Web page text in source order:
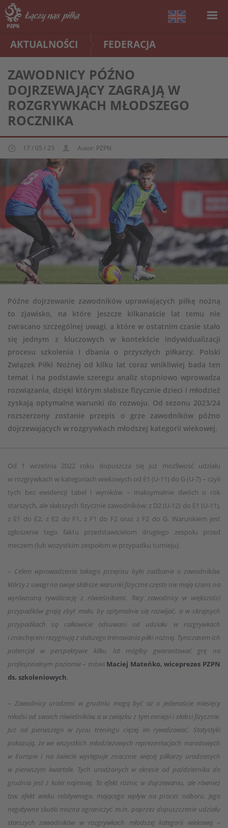
AKTUALNOŚCI FEDERACJA
ZAWODNICY PÓŹNO
DOJRZEWAJĄCY ZAGRAJĄ W
ROZGRYWKACH MŁODSZEGO
ROCZNIKA
17 / 05 / 23 Autor: PZPN
Późne dojrzewanie zawodników uprawiających piłkę nożną
to zjawisko, na które jeszcze kilkanaście lat temu nie
zwracano szczególnej uwagi, a które w ostatnim czasie stało
się jednym z kluczowych w kontekście indywidualizacji
procesu szkolenia i dbania o przyszłych piłkarzy. Polski
Związek Piłki Nożnej od kilku lat coraz wnikliwiej bada ten
temat i na podstawie szeregu analiz stopniowo wprowadza
rozwiązania, dzięki którym słabsze fizycznie dzieci i młodzież
zyskają optymalne warunki do rozwoju. Od sezonu 2023/24
rozszerzony zostanie przepis o grze zawodników późno
dojrzewających w rozgrywkach młodszej kategorii wiekowej.
Od 1 września 2022 roku dopuszcza się już możliwość udziału
w rozgrywkach w kategoriach wiekowych od E1 (U-11) do G (U-7) – czyli
tych bez ewidencji tabel i wyników – maksymalnie dwóch o rok
starszych, ale słabszych fizycznie zawodników: z D2 (U-12) do E1 (U-11),
z E1 do E2, z E2 do F1, z F1 do F2 oraz z F2 do G. Warunkiem jest
zgłoszenie tego faktu przedstawicielom drugiego zespołu przed
meczem (lub wszystkim zespołom w przypadku turnieju).
– Celem wprowadzenia takiego przepisu było zadbanie o zawodników,
którzy z uwagi na swoje słabsze warunki fizyczne często nie mają szans na
wyrównaną rywalizację z rówieśnikami. Tacy zawodnicy w większości
przypadków grają zbyt mało, by optymalnie się rozwijać, a w skrajnych
przypadkach są całkowicie odsuwani od udziału w rozgrywkach
i zniechęceni rezygnują z dalszego trenowania piłki nożnej. Tymczasem ich
potencjał w perspektywie kilku lat mógłby gwarantować grę na
profesjonalnym poziomie– mówi Maciej Mateńko, wiceprezes PZPN
ds. szkoleniowych.
– Zawodnicy urodzeni w grudniu mogą być aż o jedenaście miesięcy
młodsi od swoich rówieśników, a w związku z tym mniejsi i słabsi fizycznie.
Już od pierwszego w życiu treningu ciężej im rywalizować. Statystyki
pokazują, że we wszystkich młodzieżowych reprezentacjach narodowych
w Europie i na świecie występuje znacznie więcej piłkarzy urodzonych
w pierwszym kwartale. Tych urodzonych w okresie od października do
grudnia jest z kolei najmniej. To efekt różnic w dojrzewaniu, ale również
tzw. efekt wieku relatywnego, mającego wpływ na proces naboru. Jego
negatywne skutki można ograniczyć m.in. poprzez dopuszczenie udziału
starszych zawodników w rozgrywkach młodszej kategorii wiekowej –